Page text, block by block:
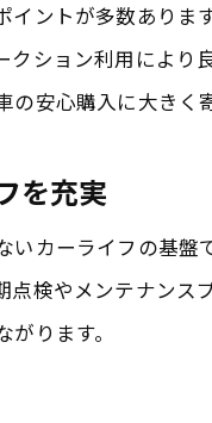
中古車選びで失敗し
安心できる中古
成田市でお買い得
中古車購入時に重
安心感を確保す
成田市の中古車
安心して乗れる中古車
ントが多数あり
ション利用によ
安心購入に大きく
を充実
カーライフの基
検やメンテナン
ります。